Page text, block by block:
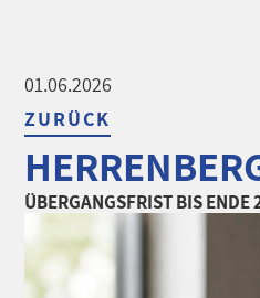
01.06.2026
ZURÜCK
ÜBERGANGSFRIST BIS ENDE